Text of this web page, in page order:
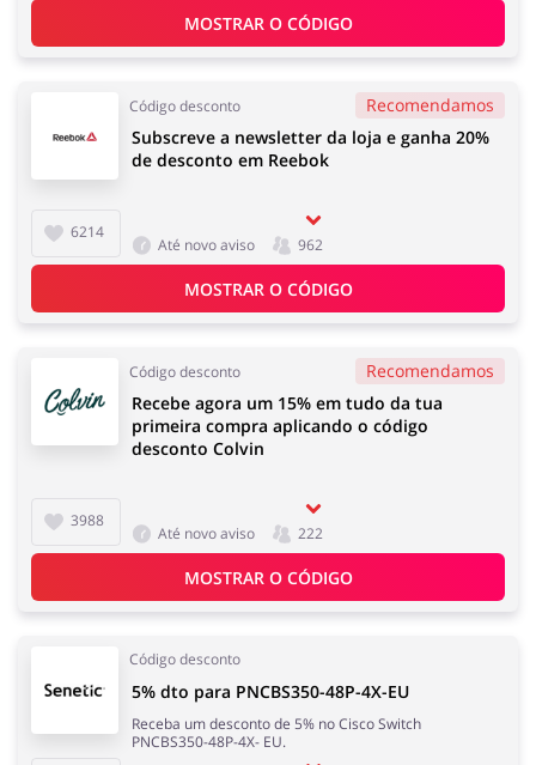
MOSTRAR O CÓDIGO
Código desconto Recomendamos
6214
Subscreve a newsletter da loja e ganha 20%
de desconto em Reebok
Até novo aviso 962
MOSTRAR O CÓDIGO
Código desconto Recomendamos
3988
Recebe agora um 15% em tudo da tua
primeira compra aplicando o código
desconto Colvin
Até novo aviso 222
MOSTRAR O CÓDIGO
Código desconto
5% dto para PNCBS350-48P-4X-EU
Receba um desconto de 5% no Cisco Switch
PNCBS350-48P-4X- EU.